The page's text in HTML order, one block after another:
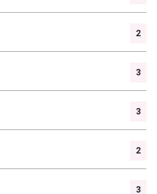
2
3
3
2
3